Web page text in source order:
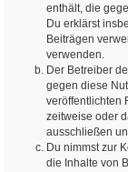
enthält, die
Du erklärst
Beiträgen
verwenden.
Der Betreiber
gegen diese
veröffentlichten
zeitweise oder
ausschließen
Du nimmst zur
die Inhalte von